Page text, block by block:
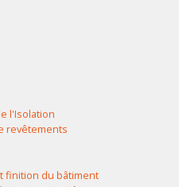
l'Isolation
revêtements
finition du bâtiment